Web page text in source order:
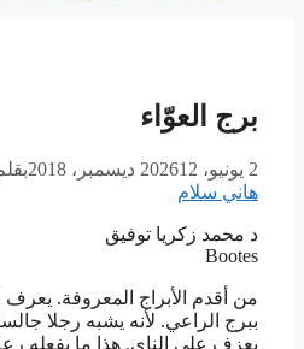
برج العوّاء
2 يونيو، 2026 12 ديسمبر، 2018
هاني سلام
د محمد زكريا توفيق
Bootes
من أقدم الأبراج المعروفة. يعرف
ببرج الراعي. لأنه يشبه رجلا
يعزف على الناي. هذا ما يفعله